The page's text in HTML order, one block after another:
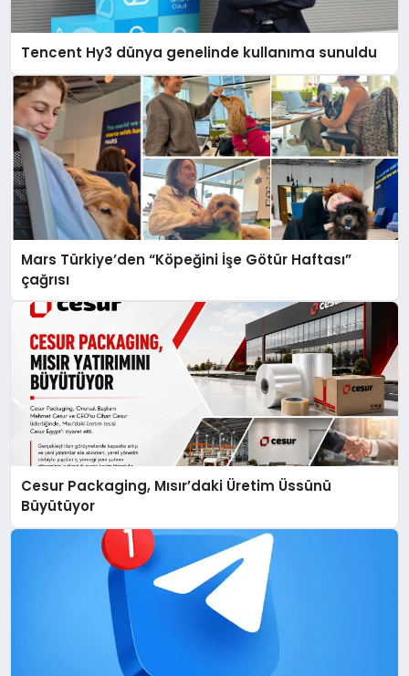
Tencent Hy3 dünya genelinde kullanıma sunuldu
Mars Türkiye’den “Köpeğini İşe Götür Haftası”
çağrısı
Cesur Packaging, Mısır’daki Üretim Üssünü
Büyütüyor